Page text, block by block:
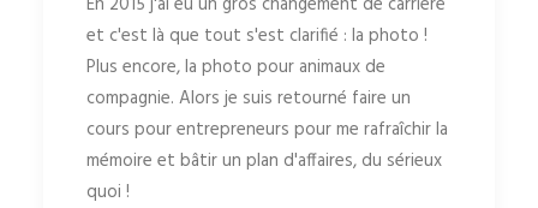
et c'est là que tout s'est clarifié : la photo !
Plus encore, la photo pour animaux de
compagnie. Alors je suis retourné faire un
cours pour entrepreneurs pour me rafraîchir la
mémoire et bâtir un plan d'affaires, du sérieux
quoi !